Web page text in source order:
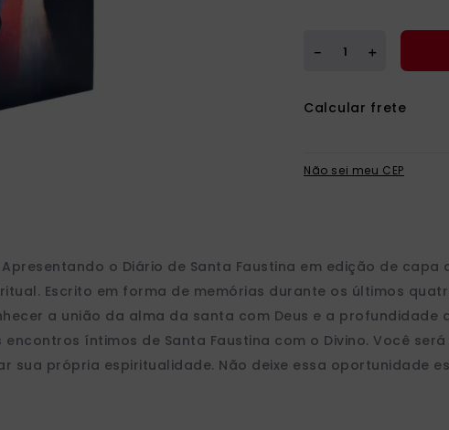
＋
－
Não sei meu CEP
o Diário de Santa Faustina em edição de
Escrito em forma de memórias durante os últimos
a união da alma da santa com Deus e a profundidade
íntimos de Santa Faustina com o Divino. Você
sua própria espiritualidade. Não deixe essa oportunidade